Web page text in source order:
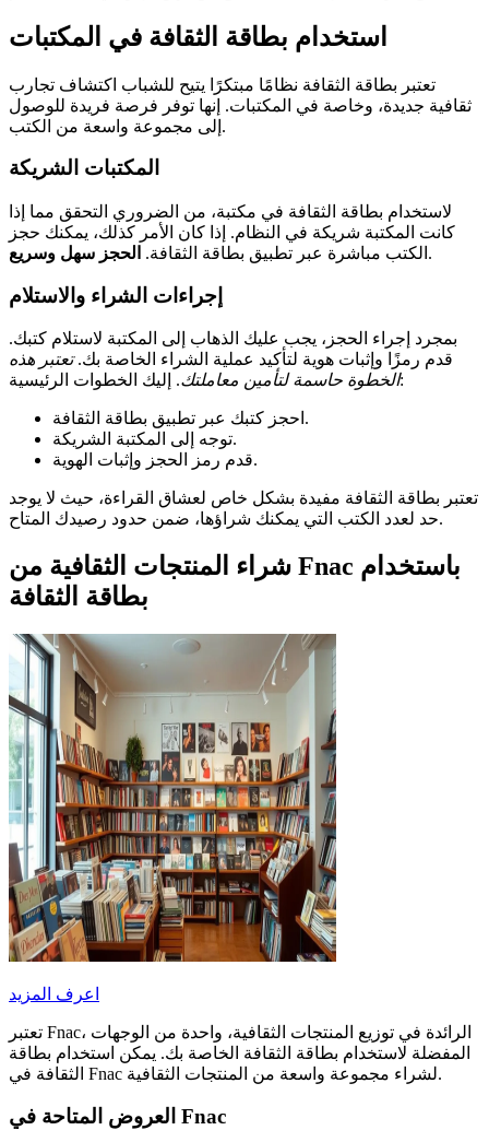
استخدام بطاقة الثقافة في المكتبات
تعتبر بطاقة الثقافة نظامًا مبتكرًا يتيح للشباب اكتشاف تجارب
ثقافية جديدة، وخاصة في المكتبات. إنها توفر فرصة فريدة للوصول
إلى مجموعة واسعة من الكتب.
المكتبات الشريكة
لاستخدام بطاقة الثقافة في مكتبة، من الضروري التحقق مما إذا
كانت المكتبة شريكة في النظام. إذا كان الأمر كذلك، يمكنك حجز
الكتب مباشرة عبر تطبيق بطاقة الثقافة. الحجز سهل وسريع .
إجراءات الشراء والاستلام
بمجرد إجراء الحجز، يجب عليك الذهاب إلى المكتبة لاستلام كتبك.
قدم رمزًا وإثبات هوية لتأكيد عملية الشراء الخاصة بك.تعتبر هذه
الخطوة حاسمة لتأمين معاملتك. إليك الخطوات الرئيسية:
احجز كتبك عبر تطبيق بطاقة الثقافة.
توجه إلى المكتبة الشريكة.
قدم رمز الحجز وإثبات الهوية.
تعتبر بطاقة الثقافة مفيدة بشكل خاص لعشاق القراءة، حيث لا يوجد
حد لعدد الكتب التي يمكنك شراؤها، ضمن حدود رصيدك المتاح.
شراء المنتجات الثقافية من Fnac باستخدام
بطاقة الثقافة
اعرف المزيد
تعتبر Fnac، الرائدة في توزيع المنتجات الثقافية، واحدة من الوجهات
المفضلة لاستخدام بطاقة الثقافة الخاصة بك. يمكن استخدام بطاقة
الثقافة في Fnac لشراء مجموعة واسعة من المنتجات الثقافية.
العروض المتاحة في Fnac